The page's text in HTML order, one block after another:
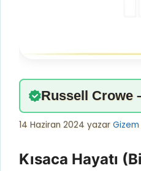
Russell Crowe
14 Haziran 2024 yazar
Kısaca Hayatı